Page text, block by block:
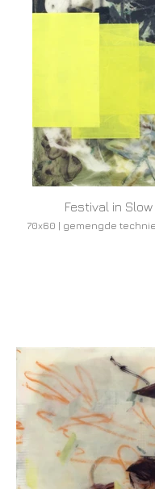
Festival in
70x60 | gemengde